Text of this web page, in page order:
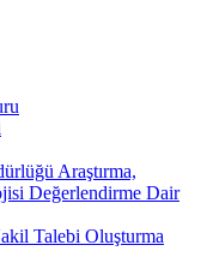
Araştırma,
Değerlendirme Dair
Talebi Oluşturma